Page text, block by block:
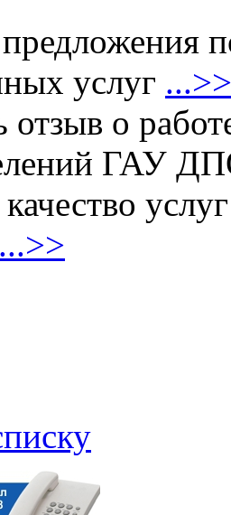
услуг ...>>
отзыв о
ГАУ
...>>